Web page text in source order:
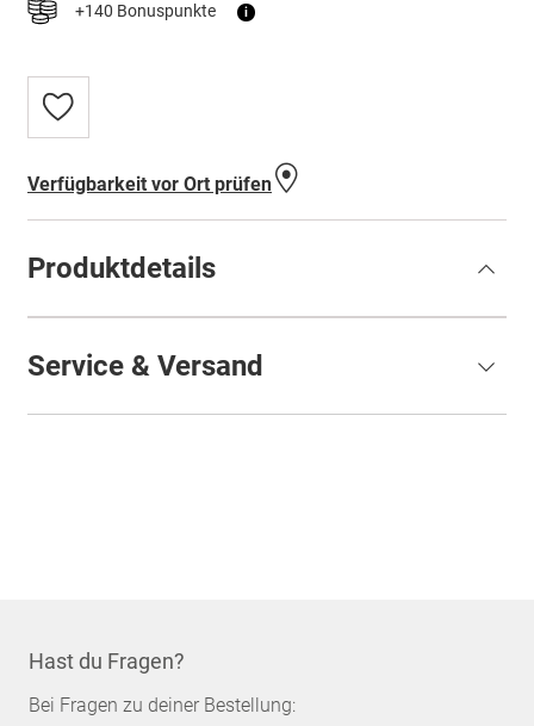
+140 Bonuspunkte i
Zur
Wunschliste
Verfügbarkeit vor Ort prüfen
Produktdetails
Service & Versand
Hast du Fragen?
Bei Fragen zu deiner Bestellung: